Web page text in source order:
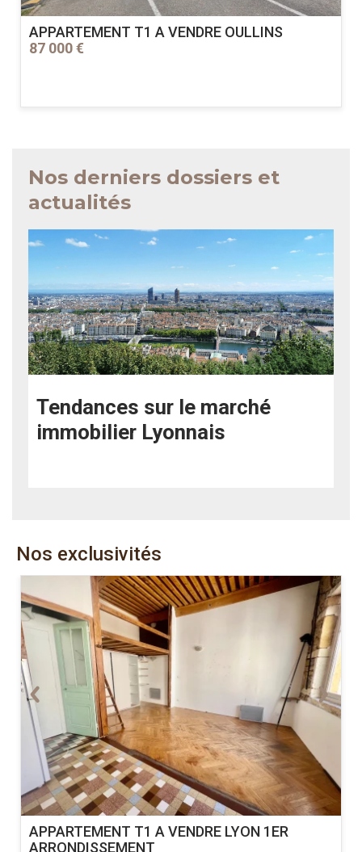
APPARTEMENT T1 A VENDRE OULLINS
87 000 €
Nos derniers dossiers et
actualités
Tendances sur le marché
immobilier Lyonnais
Nos exclusivités
APPARTEMENT T1 A VENDRE LYON 1ER
ARRONDISSEMENT